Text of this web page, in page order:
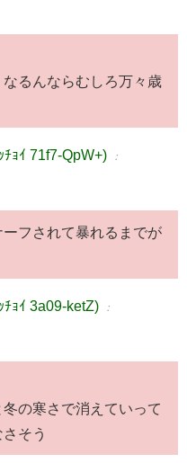
るんならむしろ万々歳
ｮｲ 71f7-QpW+) ：
フされて暴れるまでが
ｮｲ 3a09-ketZ) ：
の寒さで消えていって
そう